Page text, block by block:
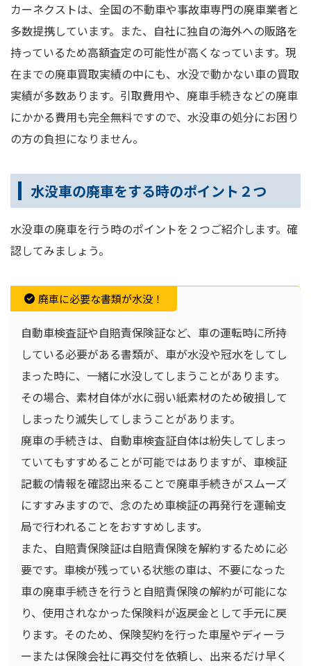
カーネクストは、全国の不動車や事故車専門の廃車業者と
多数提携しています。また、自社に独自の海外への販路を
持っているため高額査定の可能性が高くなっています。現
在までの廃車買取実績の中にも、水没で動かない車の買取
実績が多数あります。引取費用や、廃車手続きなどの廃車
にかかる費用も完全無料ですので、水没車の処分にお困り
の方の負担になりません。
水没車の廃車をする時のポイント２つ
水没車の廃車を行う時のポイントを２つご紹介します。確
認してみましょう。
廃車に必要な書類が水没！
自動車検査証や自賠責保険証など、車の運転時に所持
している必要がある書類が、車が水没や冠水をしてし
まった時に、一緒に水没してしまうことがあります。
その場合、素材自体が水に弱い紙素材のため破損して
しまったり滅失してしまうことがあります。
廃車の手続きは、自動車検査証自体は紛失してしまっ
ていてもすすめることが可能ではありますが、車検証
記載の情報を確認出来ることで廃車手続きがスムーズ
にすすみますので、念のため車検証の再発行を運輸支
局で行われることをおすすめします。
また、自賠責保険証は自賠責保険を解約するために必
要です。車検が残っている状態の車は、不要になった
車の廃車手続きを行うと自賠責保険の解約が可能にな
り、使用されなかった保険料が返戻金として手元に戻
ります。そのため、保険契約を行った車屋やディーラ
ーまたは保険会社に再交付を依頼し、出来るだけ早く